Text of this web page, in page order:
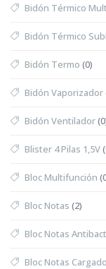
Bidón Térmico
Bidón Térmico
Bidón Termo (0)
Bidón Vaporizador
Bidón Ventilador
Blister 4 Pilas 1,5V
Bloc Multifunción
Bloc Notas (2)
Bloc Notas
Bloc Notas